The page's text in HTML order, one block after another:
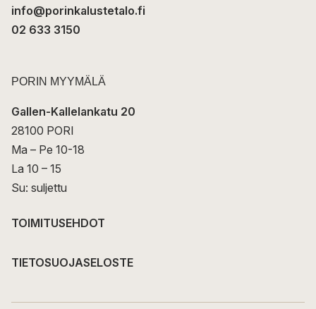
info@porinkalustetalo.fi
02 633 3150
PORIN MYYMÄLÄ
Gallen-Kallelankatu 20
28100 PORI
Ma – Pe 10-18
La 10 – 15
Su: suljettu
TOIMITUSEHDOT
TIETOSUOJASELOSTE